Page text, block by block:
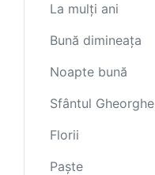
La mulți ani
Bună dimineața
Noapte bună
Sfântul Gheorghe
Florii
Paște